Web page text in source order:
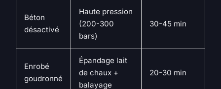
Béton
désactivé
Haute pression
(200-300
bars)
30-45 min
Enrobé
goudronné
Épandage lait
de chaux +
balayage
20-30 min